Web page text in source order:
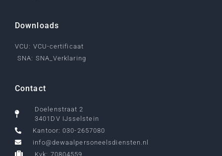
Downloads
VCU: VCU-certificaat
SNA: SNA_Verklaring
Contact
Doelenstraat 2
3401DV IJsselstein
Kantoor: 030-2657080
info@dewaalpersoneelsdiensten.nl
Kvk: 70804559